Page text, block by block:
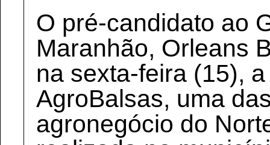
O pré-candidato ao
Maranhão, Orleans
na sexta-feira (15),
AgroBalsas, uma
agronegócio do